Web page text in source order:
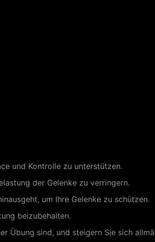
und Kontrolle zu unterstützen.
der Gelenke zu verringern.
um Ihre Gelenke zu schützen.
beizubehalten.
Übung sind, und steigern Sie sich